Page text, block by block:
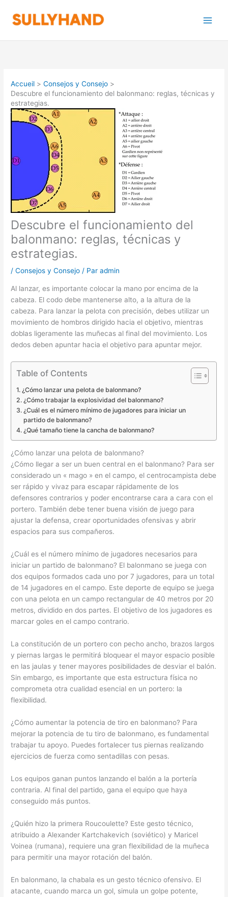
contenu
Accueil
Consejos y Consejo
Descubre el funcionamiento del balonmano: reglas, técnicas y
estrategias.
Descubre el funcionamiento del
balonmano: reglas, técnicas y
estrategias.
/Consejos y Consejo / Paradmin
Al lanzar, es importante colocar la mano por encima de la
cabeza. El codo debe mantenerse alto, a la altura de la
cabeza. Para lanzar la pelota con precisión, debes utilizar un
movimiento de hombros dirigido hacia el objetivo, mientras
doblas ligeramente las muñecas al final del movimiento. Los
dedos deben apuntar hacia el objetivo para apuntar mejor.
Table of Contents
¿Cómo lanzar una pelota de balonmano?
¿Cómo trabajar la explosividad del balonmano?
¿Cuál es el número mínimo de jugadores para iniciar un
partido de balonmano?
¿Qué tamaño tiene la cancha de balonmano?
¿Cómo lanzar una pelota de balonmano?
¿Cómo llegar a ser un buen central en el balonmano? Para ser
considerado un « mago » en el campo, el centrocampista debe
ser rápido y vivaz para escapar rápidamente de los
defensores contrarios y poder encontrarse cara a cara con el
portero. También debe tener buena visión de juego para
ajustar la defensa, crear oportunidades ofensivas y abrir
espacios para sus compañeros.
¿Cuál es el número mínimo de jugadores necesarios para
iniciar un partido de balonmano? El balonmano se juega con
dos equipos formados cada uno por 7 jugadores, para un total
de 14 jugadores en el campo. Este deporte de equipo se juega
con una pelota en un campo rectangular de 40 metros por 20
metros, dividido en dos partes. El objetivo de los jugadores es
marcar goles en el campo contrario.
La constitución de un portero con pecho ancho, brazos largos
y piernas largas le permitirá bloquear el mayor espacio posible
en las jaulas y tener mayores posibilidades de desviar el balón.
Sin embargo, es importante que esta estructura física no
comprometa otra cualidad esencial en un portero: la
flexibilidad.
¿Cómo aumentar la potencia de tiro en balonmano? Para
mejorar la potencia de tu tiro de balonmano, es fundamental
trabajar tu apoyo. Puedes fortalecer tus piernas realizando
ejercicios de fuerza como sentadillas con pesas.
Los equipos ganan puntos lanzando el balón a la portería
contraria. Al final del partido, gana el equipo que haya
conseguido más puntos.
¿Quién hizo la primera Roucoulette? Este gesto técnico,
atribuido a Alexander Kartchakevich (soviético) y Maricel
Voinea (rumana), requiere una gran flexibilidad de la muñeca
para permitir una mayor rotación del balón.
En balonmano, la chabala es un gesto técnico ofensivo. El
atacante, cuando marca un gol, simula un golpe potente,